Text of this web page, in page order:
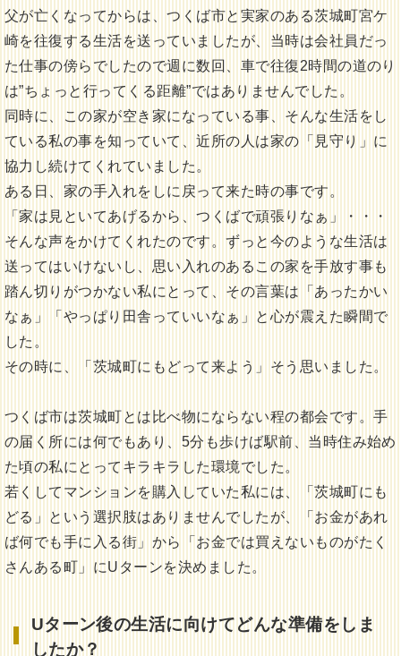
父が亡くなってからは、つくば市と実家のある茨城町宮ケ
崎を往復する生活を送っていましたが、当時は会社員だっ
た仕事の傍らでしたので週に数回、車で往復2時間の道のり
は”ちょっと行ってくる距離”ではありませんでした。
同時に、この家が空き家になっている事、そんな生活をし
ている私の事を知っていて、近所の人は家の「見守り」に
協力し続けてくれていました。
ある日、家の手入れをしに戻って来た時の事です。
「家は見といてあげるから、つくばで頑張りなぁ」・・・
そんな声をかけてくれたのです。ずっと今のような生活は
送ってはいけないし、思い入れのあるこの家を手放す事も
踏ん切りがつかない私にとって、その言葉は「あったかい
なぁ」「やっぱり田舎っていいなぁ」と心が震えた瞬間で
した。
その時に、「茨城町にもどって来よう」そう思いました。
つくば市は茨城町とは比べ物にならない程の都会です。手
の届く所には何でもあり、5分も歩けば駅前、当時住み始め
た頃の私にとってキラキラした環境でした。
若くしてマンションを購入していた私には、「茨城町にも
どる」という選択肢はありませんでしたが、「お金があれ
ば何でも手に入る街」から「お金では買えないものがたく
さんある町」にUターンを決めました。
Uターン後の生活に向けてどんな準備をしま
したか？